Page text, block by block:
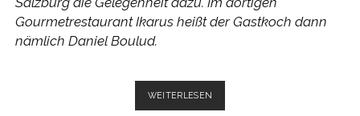
Gourmetrestaurant Ikarus heißt der Gastkoch dann
nämlich Daniel Boulud.
WEITERLESEN
BOULUD